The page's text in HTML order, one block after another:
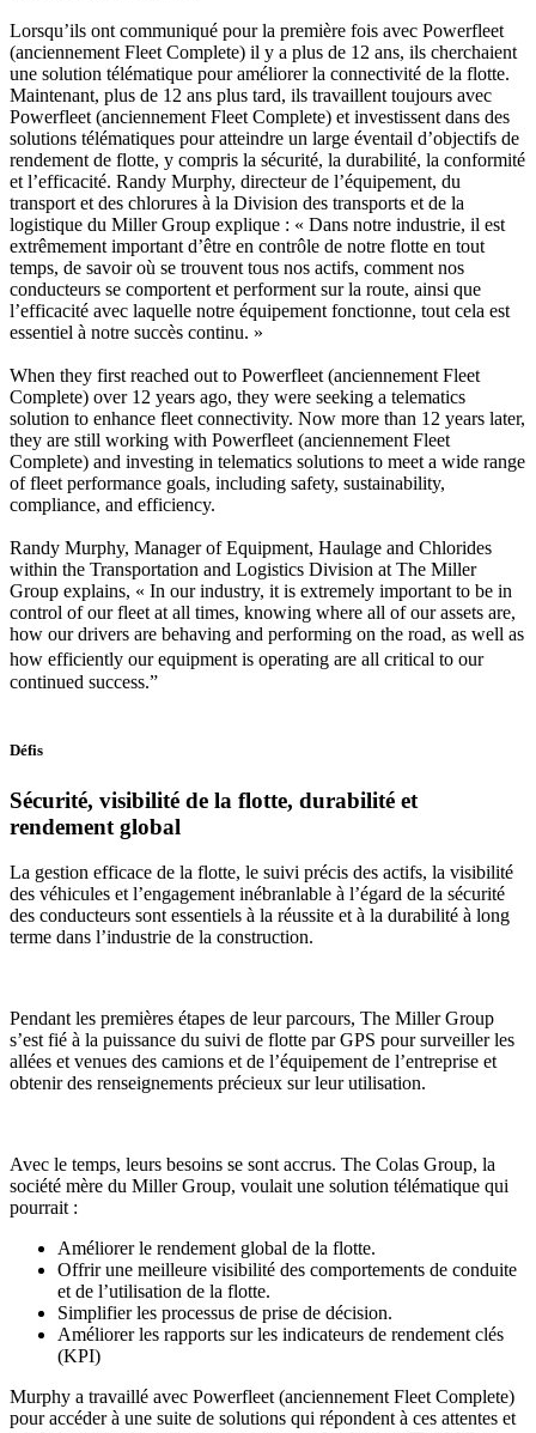
Lorsqu’ils ont communiqué pour la première fois avec Powerfleet
(anciennement Fleet Complete) il y a plus de 12 ans, ils cherchaient
une solution télématique pour améliorer la connectivité de la flotte.
Maintenant, plus de 12 ans plus tard, ils travaillent toujours avec
Powerfleet (anciennement Fleet Complete) et investissent dans des
solutions télématiques pour atteindre un large éventail d’objectifs de
rendement de flotte, y compris la sécurité, la durabilité, la conformité
et l’efficacité. Randy Murphy, directeur de l’équipement, du
transport et des chlorures à la Division des transports et de la
logistique du Miller Group explique : « Dans notre industrie, il est
extrêmement important d’être en contrôle de notre flotte en tout
temps, de savoir où se trouvent tous nos actifs, comment nos
conducteurs se comportent et performent sur la route, ainsi que
l’efficacité avec laquelle notre équipement fonctionne, tout cela est
essentiel à notre succès continu. »
When they first reached out to Powerfleet (anciennement Fleet
Complete) over 12 years ago, they were seeking a telematics
solution to enhance fleet connectivity. Now more than 12 years later,
they are still working with Powerfleet (anciennement Fleet
Complete) and investing in telematics solutions to meet a wide range
of fleet performance goals, including safety, sustainability,
compliance, and efficiency.
Randy Murphy, Manager of Equipment, Haulage and Chlorides
within the Transportation and Logistics Division at The Miller
Group explains, « In our industry, it is extremely important to be in
control of our fleet at all times, knowing where all of our assets are,
how our drivers are behaving and performing on the road, as well as
how efficiently our equipment is operating are all critical to our
continued success.”
Défis
Sécurité, visibilité de la flotte, durabilité et
rendement global
La gestion efficace de la flotte, le suivi précis des actifs, la visibilité
des véhicules et l’engagement inébranlable à l’égard de la sécurité
des conducteurs sont essentiels à la réussite et à la durabilité à long
terme dans l’industrie de la construction.
Pendant les premières étapes de leur parcours, The Miller Group
s’est fié à la puissance du suivi de flotte par GPS pour surveiller les
allées et venues des camions et de l’équipement de l’entreprise et
obtenir des renseignements précieux sur leur utilisation.
Avec le temps, leurs besoins se sont accrus. The Colas Group, la
société mère du Miller Group, voulait une solution télématique qui
pourrait :
Améliorer le rendement global de la flotte.
Offrir une meilleure visibilité des comportements de conduite
et de l’utilisation de la flotte.
Simplifier les processus de prise de décision.
Améliorer les rapports sur les indicateurs de rendement clés
(KPI)
Murphy a travaillé avec Powerfleet (anciennement Fleet Complete)
pour accéder à une suite de solutions qui répondent à ces attentes et